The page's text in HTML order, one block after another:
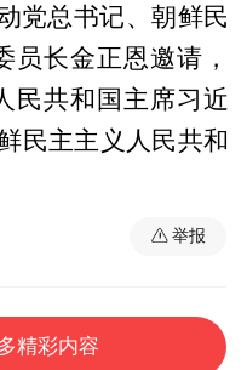
党总书记、朝鲜民
员长金正恩邀请，
民共和国主席习近
民主主义人民共和
举报
精彩内容